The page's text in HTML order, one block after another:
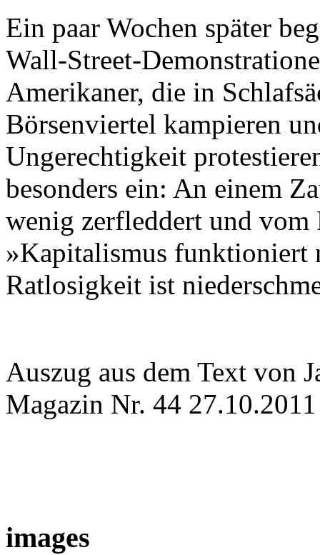
Ein paar Wochen später
Wall-Street-
Amerikaner, die in
Börsenviertel kampieren
Ungerechtigkeit
besonders ein: An einem
wenig zerfleddert und vom
»Kapitalismus funktioniert
Ratlosigkeit ist
Auszug aus dem Text von
Magazin Nr. 44 27.10.2011
images